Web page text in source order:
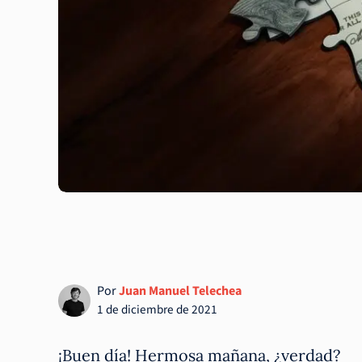
PorJuan Manuel Telechea
1 de diciembre de 2021
¡Buen día! Hermosa mañana, ¿verdad?